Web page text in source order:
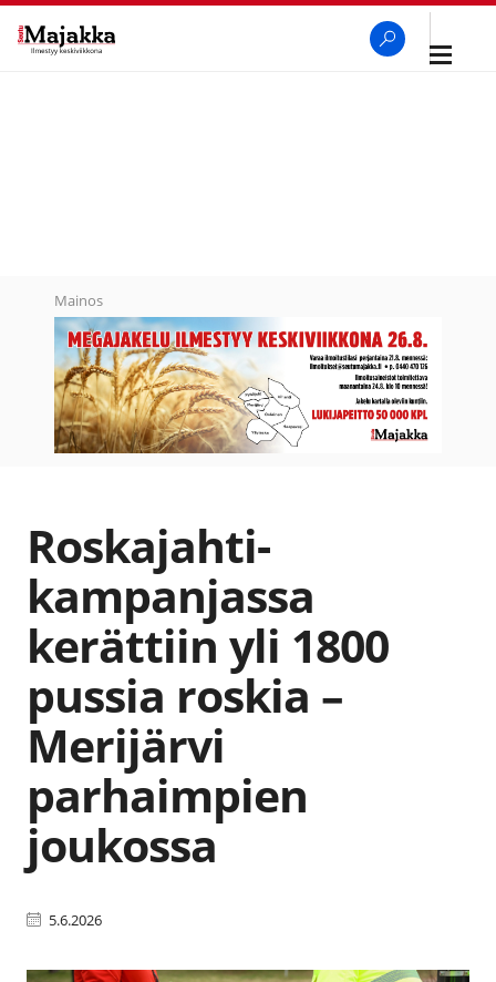
Avaa
Mainos
Roskajahti-
kampanjassa
kerättiin yli 1800
pussia roskia –
Merijärvi
parhaimpien
joukossa
5.6.2026